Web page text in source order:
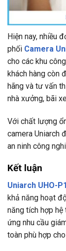
Hiện nay, nhiều
phối Camera
cho các khu
khách hàng còn
hãng và tư vấn
nhà xưởng, bãi
Với chất lượng
camera Uniarch
an ninh công
Kết luận
Uniarch UHO-
khả năng hoạt
năng tích hợp
ứng nhu cầu
toàn phù hợp